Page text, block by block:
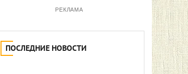
РЕКЛАМА
ПОСЛЕДНИЕ НОВОСТИ